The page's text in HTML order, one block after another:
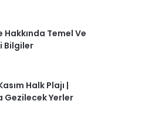
Hakkında Temel Ve
Bilgiler
Halk Plajı |
Gezilecek Yerler